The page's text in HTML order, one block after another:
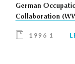
German
Collaboration
1996 1